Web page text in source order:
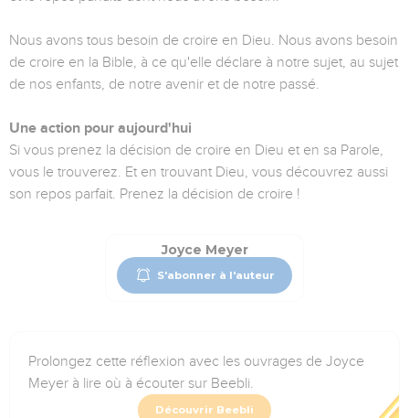
Nous avons tous besoin de croire en Dieu. Nous avons besoin
de croire en la Bible, à ce qu'elle déclare à notre sujet, au sujet
de nos enfants, de notre avenir et de notre passé.
Une action pour aujourd'hui
Si vous prenez la décision de croire en Dieu et en sa Parole,
vous le trouverez. Et en trouvant Dieu, vous découvrez aussi
son repos parfait. Prenez la décision de croire !
Joyce Meyer
S'abonner à l'auteur
Prolongez cette réflexion avec les ouvrages de Joyce
Meyer à lire où à écouter sur Beebli.
Découvrir Beebli